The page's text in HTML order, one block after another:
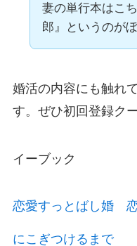
妻の単行本はこ
郎』というのが
婚活の内容にも触れ
す。ぜひ初回登録ク
イーブック
恋愛すっとばし婚
にこぎつけるまで